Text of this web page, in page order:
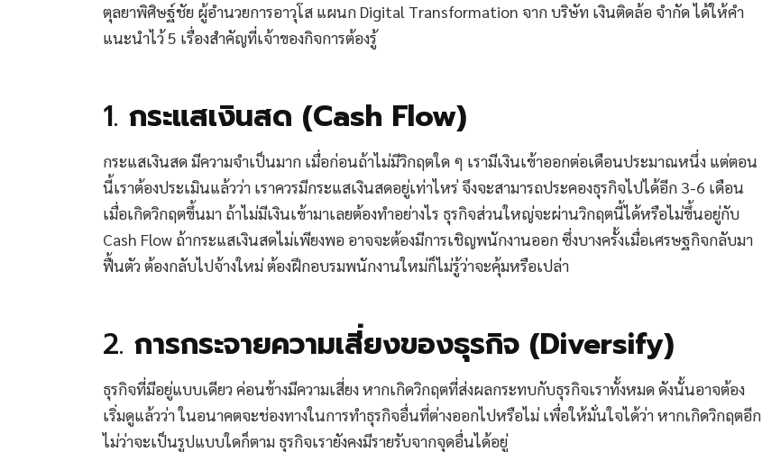
ตุลยาพิศิษฐ์ชัย ผู้อำนวยการอาวุโส แผนก Digital Transformation จาก บริษัท เงินติดล้อ จำกัด ได้ให้คำ
แนะนำไว้ 5 เรื่องสำคัญที่เจ้าของกิจการต้องรู้
1. กระแสเงินสด (Cash Flow)
กระแสเงินสด มีความจำเป็นมาก เมื่อก่อนถ้าไม่มีวิกฤตใด ๆ เรามีเงินเข้าออกต่อเดือนประมาณหนึ่ง แต่ตอน
นี้เราต้องประเมินแล้วว่า เราควรมีกระแสเงินสดอยู่เท่าไหร่ จึงจะสามารถประคองธุรกิจไปได้อีก 3-6 เดือน
เมื่อเกิดวิกฤตขึ้นมา ถ้าไม่มีเงินเข้ามาเลยต้องทำอย่างไร ธุรกิจส่วนใหญ่จะผ่านวิกฤตนี้ได้หรือไม่ขึ้นอยู่กับ
Cash Flow ถ้ากระแสเงินสดไม่เพียงพอ อาจจะต้องมีการเชิญพนักงานออก ซึ่งบางครั้งเมื่อเศรษฐกิจกลับมา
ฟื้นตัว ต้องกลับไปจ้างใหม่ ต้องฝึกอบรมพนักงานใหม่ก็ไม่รู้ว่าจะคุ้มหรือเปล่า
2. การกระจายความเสี่ยงของธุรกิจ (Diversify)
ธุรกิจที่มีอยู่แบบเดียว ค่อนข้างมีความเสี่ยง หากเกิดวิกฤตที่ส่งผลกระทบกับธุรกิจเราทั้งหมด ดังนั้นอาจต้อง
เริ่มดูแล้วว่า ในอนาคตจะช่องทางในการทำธุรกิจอื่นที่ต่างออกไปหรือไม่ เพื่อให้มั่นใจได้ว่า หากเกิดวิกฤตอีก
ไม่ว่าจะเป็นรูปแบบใดก็ตาม ธุรกิจเรายังคงมีรายรับจากจุดอื่นได้อยู่